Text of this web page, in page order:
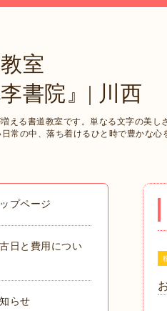
室
李書院』| 川西
える書道教室です。単なる文字の美
常の中、落ち着けるひと時で豊かな心
ップページ
日と費用につい
らせ